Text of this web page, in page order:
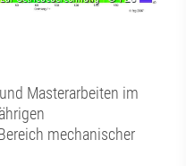
Masterarbeiten im
mechanischer